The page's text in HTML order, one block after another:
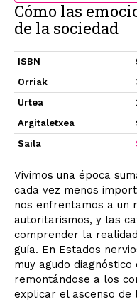
Cómo las
de la sociedad
ISBN
Orriak
Urtea
Argitaletxea
Saila
Vivimos una época
cada vez menos
nos enfrentamos a un
autoritarismos, y las
comprender la
guía. En Estados
muy agudo
remontándose a los
explicar el ascenso